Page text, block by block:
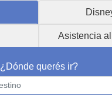
Asistencia
¿Dónde querés ir?